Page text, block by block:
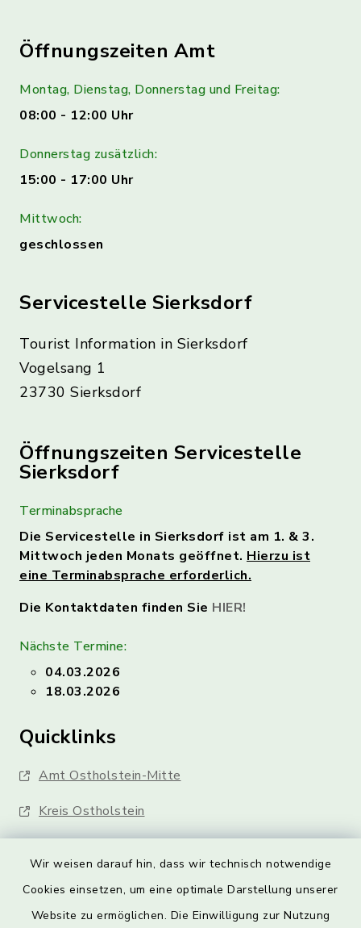
Wir weisen darauf hin, dass wir technisch notwendige
Cookies einsetzen, um eine optimale Darstellung unserer
Website zu ermöglichen. Die Einwilligung zur Nutzung
Öffnungszeiten Amt
Montag, Dienstag, Donnerstag und Freitag:
08:00 - 12:00 Uhr
Donnerstag zusätzlich:
15:00 - 17:00 Uhr
Mittwoch:
geschlossen
Servicestelle Sierksdorf
Tourist Information in Sierksdorf
Vogelsang 1
23730 Sierksdorf
Öffnungszeiten Servicestelle
Sierksdorf
Terminabsprache
Die Servicestelle in Sierksdorf ist am 1. & 3.
Mittwoch jeden Monats geöffnet. Hierzu ist
eine Terminabsprache erforderlich.
Die Kontaktdaten finden Sie HIER!
Nächste Termine:
04.03.2026
18.03.2026
Quicklinks
Amt Ostholstein-Mitte
Kreis Ostholstein